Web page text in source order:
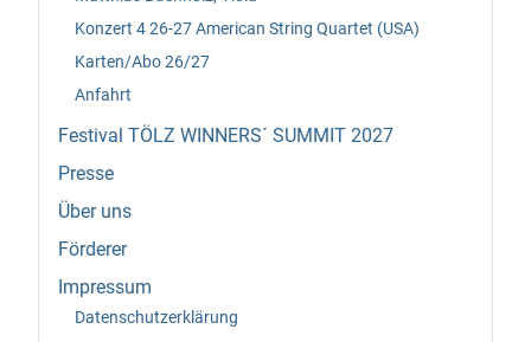
Konzert 4 26-27 American String Quartet (USA)
Karten/Abo 26/27
Anfahrt
Festival TÖLZ WINNERS´ SUMMIT 2027
Presse
Über uns
Förderer
Impressum
Datenschutzerklärung